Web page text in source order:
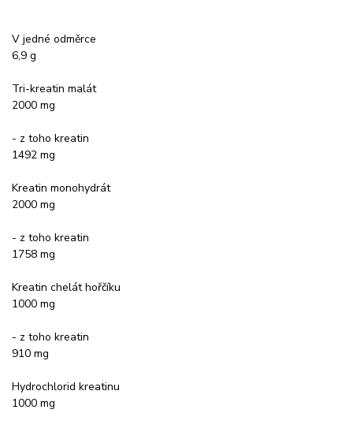
V jedné odměrce
6,9 g
Tri-kreatin malát
2000 mg
- z toho kreatin
1492 mg
Kreatin monohydrát
2000 mg
- z toho kreatin
1758 mg
Kreatin chelát hořčíku
1000 mg
- z toho kreatin
910 mg
Hydrochlorid kreatinu
1000 mg